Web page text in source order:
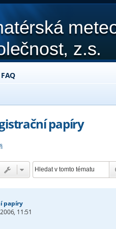
z.s.
FAQ
papíry
papíry
11:51